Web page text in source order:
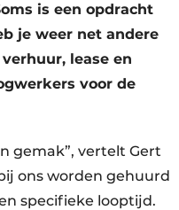
is een opdracht
je weer net andere
lease en
voor de
gemak”, vertelt Gert
ons worden gehuurd
specifieke looptijd.